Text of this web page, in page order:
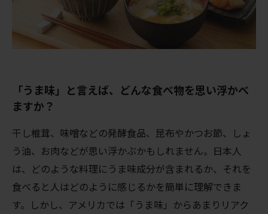
「うま味」と言えば、どんな食べ物を思い浮かべ
ますか？
干し椎茸、味噌などの発酵食品、昆布やかつお節、しょ
う油、お肉などが思い浮かぶかもしれません。日本人
は、どのような料理にうま味成分が含まれるか、それを
食べると人はどのように感じるかを簡単に理解できま
す。しかし、アメリカでは「うま味」からあまりリアク